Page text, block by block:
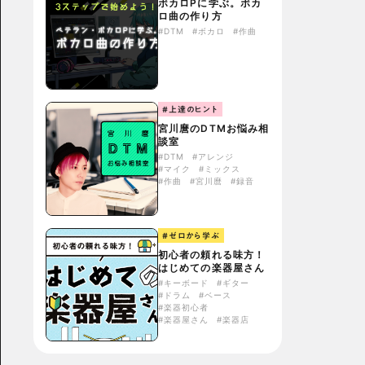
ボカロPに学ぶ。ボカ
ロ曲の作り方
#DTM #ボカロ #作曲
#上達のヒント
宮川麿のDTMお悩み相
談室
#DTM
#アレンジ
#マイク
#ミックス
#作曲
#宮川麿 #録音
#ゼロから学ぶ
初心者の頼れる味方！
はじめての楽器屋さん
#キーボード
#ギター
#ドラム
#ベース
#楽器初心者
#楽器屋さん
#楽器店